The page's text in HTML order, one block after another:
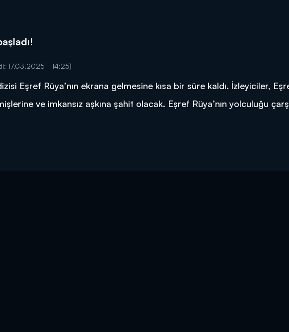
SONUÇLAR
17.03.2025 - 14:25)
Eşref Rüya’nın ekrana gelmesine kısa bir süre kaldı. İzleyiciler,
ve imkansız aşkına şahit olacak. Eşref Rüya’nın yolculuğu